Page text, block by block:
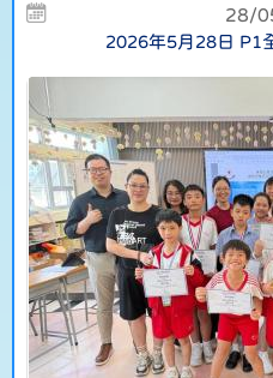
28/
2026年5月28日 P1